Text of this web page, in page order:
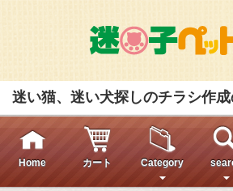
迷い猫、迷い犬探しのチラシ作
Home カート Category